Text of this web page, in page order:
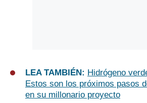
LEA TAMBIÉN: Hidrógeno
Estos son los próximos pasos
en su millonario proyecto